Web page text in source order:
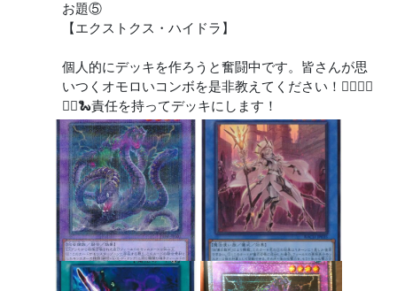
お題⑤
【エクストクス・ハイドラ】
個人的にデッキを作ろうと奮闘中です。皆さんが思
いつくオモロいコンボを是非教えてください！🙇‍♂️🙇‍♂️
🙇‍♂️🐍責任を持ってデッキにします！